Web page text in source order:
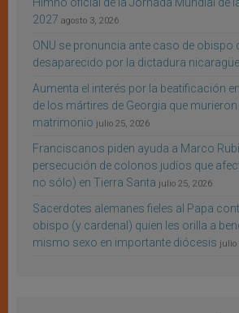
2027 agosto 3, 2026
ONU se pronuncia ante caso de obispo
desaparecido por la dictadura
Aumenta el interés por la beatificación
de los mártires de Georgia que murieron
matrimonio julio 25, 2026
Franciscanos piden ayuda a Marco
persecución de colonos judíos que
no sólo) en Tierra Santa julio 25, 2026
Sacerdotes alemanes fieles al Papa
obispo (y cardenal) quien les orilla a
mismo sexo en importante diócesis julio